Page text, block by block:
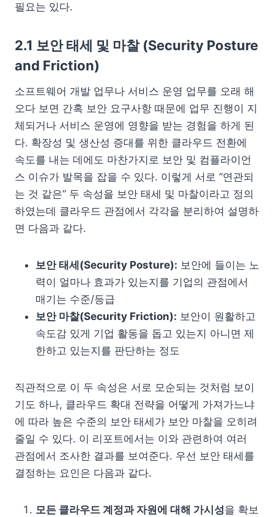
필요는 있다.
2.1 보안 태세 및 마찰 (Security Posture
and Friction)
소프트웨어 개발 업무나 서비스 운영 업무를 오래 해
오다 보면 간혹 보안 요구사항 때문에 업무 진행이 지
체되거나 서비스 운영에 영향을 받는 경험을 하게 된
다. 확장성 및 생산성 증대를 위한 클라우드 전환에
속도를 내는 데에도 마찬가지로 보안 및 컴플라이언
스 이슈가 발목을 잡을 수 있다. 이렇게 서로 “연관되
는 것 같은” 두 속성을 보안 태세 및 마찰이라고 정의
하였는데 클라우드 관점에서 각각을 분리하여 설명하
면 다음과 같다.
보안 태세(Security Posture): 보안에 들이는 노
력이 얼마나 효과가 있는지를 기업의 관점에서
매기는 수준/등급
보안 마찰(Security Friction): 보안이 원활하고
속도감 있게 기업 활동을 돕고 있는지 아니면 제
한하고 있는지를 판단하는 정도
직관적으로 이 두 속성은 서로 모순되는 것처럼 보이
기도 하나, 클라우드 확대 전략을 어떻게 가져가느냐
에 따라 높은 수준의 보안 태세가 보안 마찰을 오히려
줄일 수 있다. 이 리포트에서는 이와 관련하여 여러
관점에서 조사한 결과를 보여준다. 우선 보안 태세를
결정하는 요인은 다음과 같다.
모든 클라우드 계정과 자원에 대해 가시성을 확보